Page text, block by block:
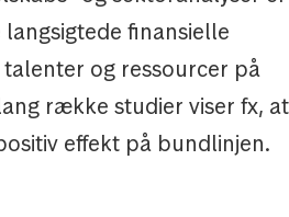
finansielle
og ressourcer på
række studier viser fx, at
effekt på bundlinjen.